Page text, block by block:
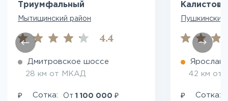
Триумфальный
Мытищинский район
4.4
Дмитровское шоссе
28 км от МКАД
₽ Сотка: От 1 100 000 ₽
Калистово
Пушкинский
42 км от
₽ Сотка: